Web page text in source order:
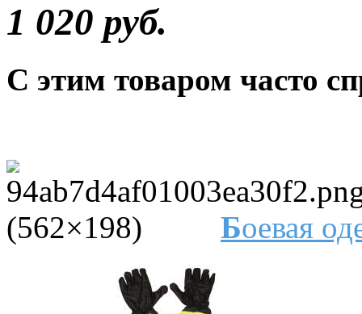
1 020 руб.
С этим товаром часто
Боевая